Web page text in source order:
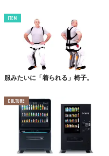
『会員制サービス「MORI
【サービス】「USEDを拡張
https://
この世界は、も
ITEM
服みたいに「着られる」椅子。
CULTURE